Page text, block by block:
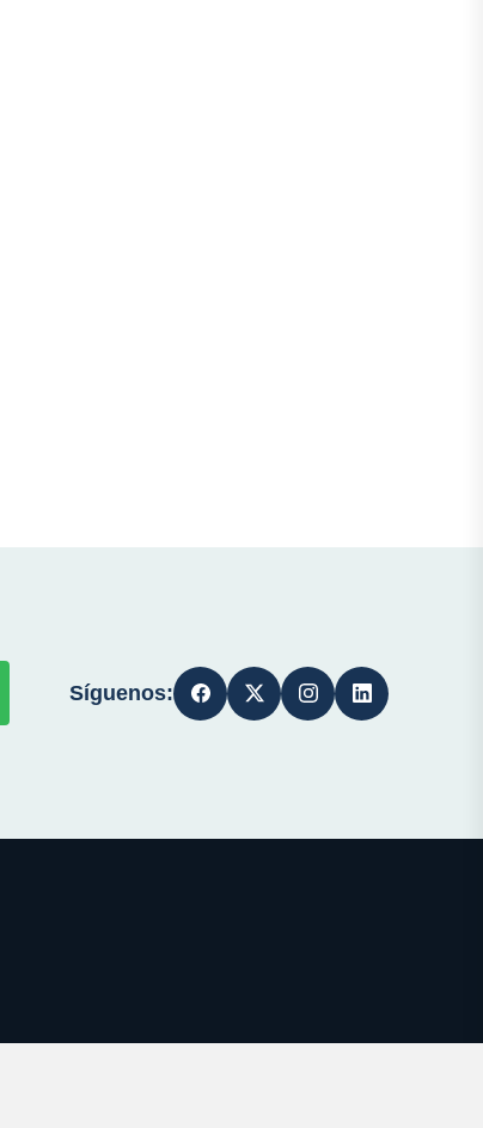
Síguenos: